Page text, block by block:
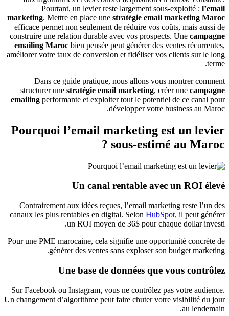
Pourtant, un levier reste largement sous-exploité : l’email
marketing. Mettre en place une stratégie email marketing Maroc
efficace permet non seulement de réduire vos coûts, mais aussi de
construire une relation durable avec vos prospects. Une campagne
emailing Maroc bien pensée peut générer des ventes récurrentes,
améliorer votre taux de conversion et fidéliser vos clients sur le long
terme.
Dans ce guide pratique, nous allons vous montrer comment
structurer une stratégie email marketing, créer une campagne
emailing performante et exploiter tout le potentiel de ce canal pour
développer votre business au Maroc.
Pourquoi l’email marketing est un levier
sous-estimé au Maroc ?
Un canal rentable avec un ROI élevé
Contrairement aux idées reçues, l’email marketing reste l’un des
canaux les plus rentables en digital. Selon HubSpot, il peut générer
un ROI moyen de 36$ pour chaque dollar investi.
Pour une PME marocaine, cela signifie une opportunité concrète de
générer des ventes sans exploser son budget marketing.
Une base de données que vous contrôlez
Sur Facebook ou Instagram, vous ne contrôlez pas votre audience.
Un changement d’algorithme peut faire chuter votre visibilité du jour
au lendemain.